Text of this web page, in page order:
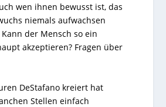
wen ihnen bewusst ist, das
niemals aufwachsen
der Mensch so ein
akzeptieren? Fragen über
DeStafano kreiert hat
Stellen einfach